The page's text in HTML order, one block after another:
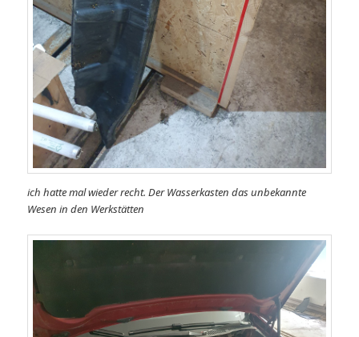
ich hatte mal wieder recht. Der Wasserkasten das unbekannte
Wesen in den Werkstätten